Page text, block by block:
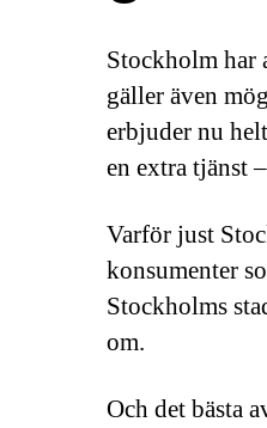
Stockholm har
gäller även
erbjuder nu
en extra tjänst
Varför just
konsumenter
Stockholms
om.
Och det bästa